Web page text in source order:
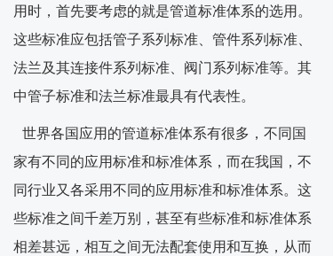
用时，首先要考虑的就是管道标准体系的选用。
这些标准应包括管子系列标准、管件系列标准、
法兰及其连接件系列标准、阀门系列标准等。其
中管子标准和法兰标准最具有代表性。
世界各国应用的管道标准体系有很多，不同国
家有不同的应用标准和标准体系，而在我国，不
同行业又各采用不同的应用标准和标准体系。这
些标准之间千差万别，甚至有些标准和标准体系
相差甚远，相互之间无法配套使用和互换，从而